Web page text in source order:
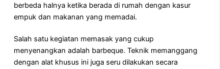
berbeda halnya ketika berada di rumah dengan kasur
empuk dan makanan yang memadai.
Salah satu kegiatan memasak yang cukup
menyenangkan adalah barbeque. Teknik memanggang
dengan alat khusus ini juga seru dilakukan secara